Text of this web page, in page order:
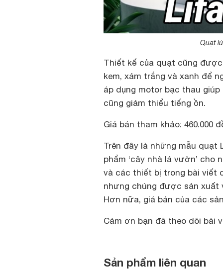
Quạt
Thiết kế của quạt cũng
kem, xám trắng và xanh để
áp dụng motor bạc thau
cũng giảm thiểu tiếng ồn.
Giá bán tham khảo: 460.000
Trên đây là những mẫu quạt
phẩm ‘cây nhà lá vườn’
và các thiết bị trong bài viết
nhưng chúng được sản xuất
Hơn nữa, giá bán của các
Cảm ơn bạn đã theo dõi bài
Sản phẩm liên quan